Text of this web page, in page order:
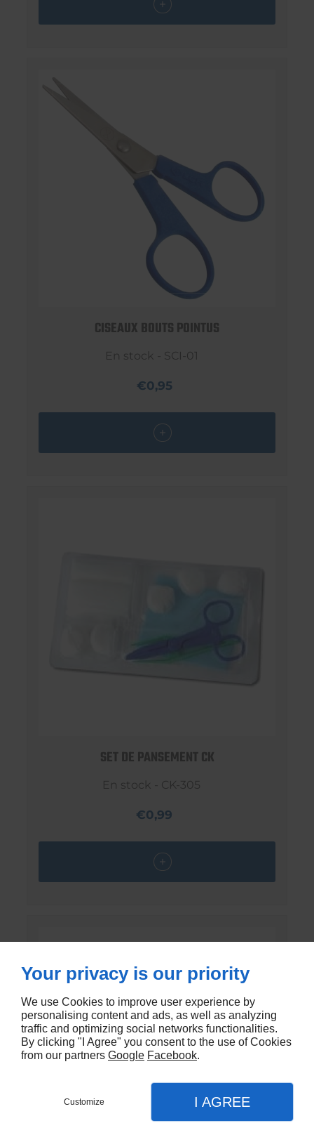
CISEAUX BOUTS POINTUS
En stock - SCI-01
€0,95
SET DE PANSEMENT CK
En stock - CK-305
€0,99
Your privacy is our priority
We use Cookies to improve user experience by
personalising content and ads, as well as analyzing
traffic and optimizing social networks functionalities.
By clicking "I Agree" you consent to the use of Cookies
from our partners Google Facebook.
Customize I AGREE